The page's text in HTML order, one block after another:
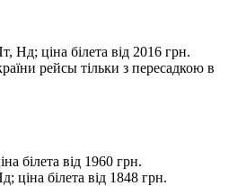
Нд; ціна білета від 2016 грн.
рейсы тільки з пересадкою в
білета від 1960 грн.
ціна білета від 1848 грн.